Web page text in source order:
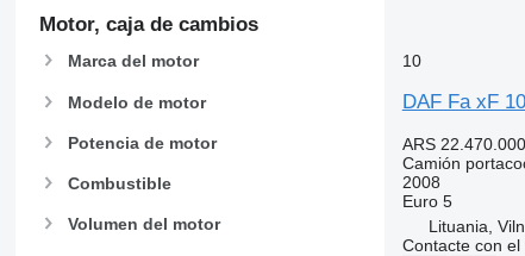
Motor, caja de cambios
Marca del motor
Modelo de motor
Potencia de motor
Combustible
Volumen del motor
10
DAF Fa xF
ARS 22.470.000
Camión
2008
Euro 5
Lituania,
Contacte con